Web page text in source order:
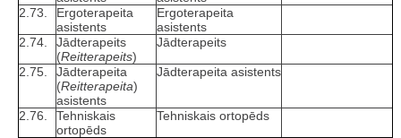
2.73.
Ergoterapeita
asistents
Ergoterapeita
asistents
2.74.
Jādterapeits
(Reitterapeits)
Jādterapeits
2.75.
Jādterapeita
(Reitterapeita)
asistents
Jādterapeita asistents
2.76.
Tehniskais
ortopēds
Tehniskais ortopēds